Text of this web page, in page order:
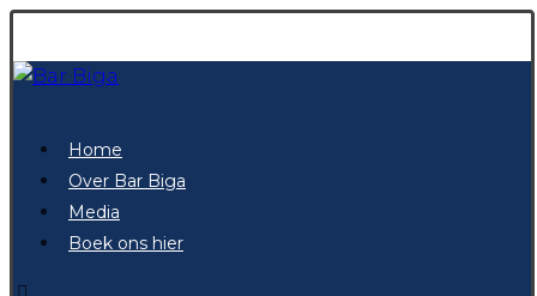
Home
Over Bar Biga
Media
Boek ons hier